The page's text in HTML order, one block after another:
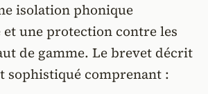
isolation phonique
une protection contre les
de gamme. Le brevet décrit
sophistiqué comprenant :